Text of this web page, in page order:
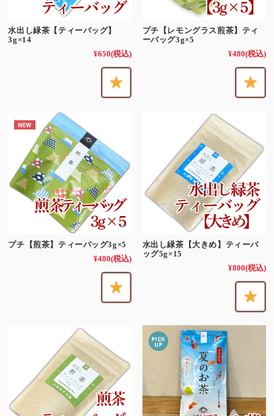
水出し緑茶【ティーバッグ】
3g×14
¥650(税込)
プチ【レモングラス煎茶】ティ
ーバッグ3g×5
¥480(税込)
プチ【煎茶】ティーバッグ3g×5
¥480(税込)
水出し緑茶【大きめ】ティーバ
ッグ5g×15
¥800(税込)